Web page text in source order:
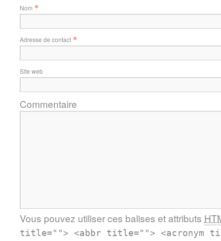
Nom *
Adresse de contact *
Site web
Commentaire
Vous pouvez utiliser ces balises et attributs
title=""> <abbr title=""> <acronym